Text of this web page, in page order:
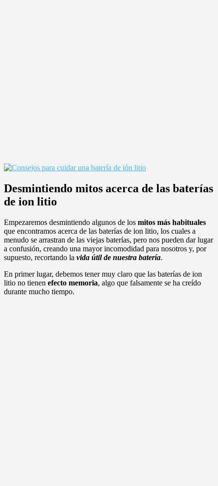
Desmintiendo mitos acerca de las baterías
de ion litio
Empezaremos desmintiendo algunos de los mitos más habituales
que encontramos acerca de las baterías de ion litio, los cuales a
menudo se arrastran de las viejas baterías, pero nos pueden dar lugar
a confusión, creando una mayor incomodidad para nosotros y, por
supuesto, recortando la vida útil de nuestra batería.
En primer lugar, debemos tener muy claro que las baterías de ion
litio no tienen efecto memoria, algo que falsamente se ha creído
durante mucho tiempo.